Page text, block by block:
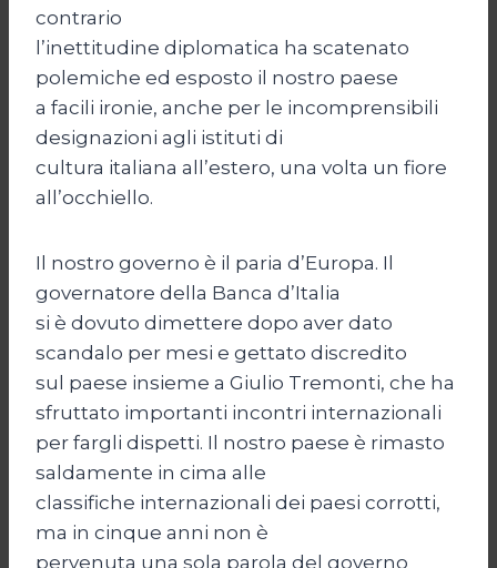
contrario
l’inettitudine diplomatica ha scatenato
polemiche ed esposto il nostro paese
a facili ironie, anche per le incomprensibili
designazioni agli istituti di
cultura italiana all’estero, una volta un fiore
all’occhiello.
Il nostro governo è il paria d’Europa. Il
governatore della Banca d’Italia
si è dovuto dimettere dopo aver dato
scandalo per mesi e gettato discredito
sul paese insieme a Giulio Tremonti, che ha
sfruttato importanti incontri internazionali
per fargli dispetti. Il nostro paese è rimasto
saldamente in cima alle
classifiche internazionali dei paesi corrotti,
ma in cinque anni non è
pervenuta una sola parola del governo